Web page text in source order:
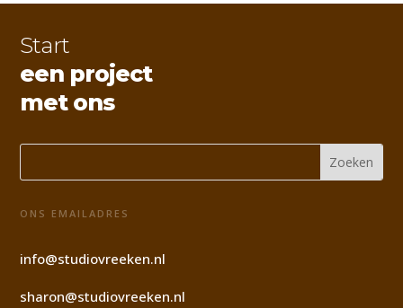
Start
een project
met ons
ONS EMAILADRES
info@studiovreeken.nl
sharon@studiovreeken.nl